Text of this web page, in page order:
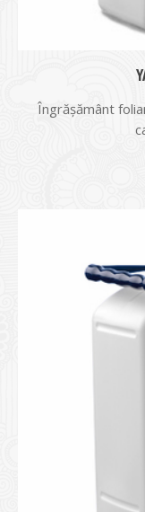
Îngrăşământ